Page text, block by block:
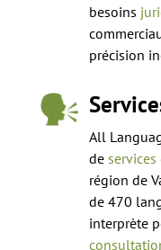
besoins
précision
All
de services
région de
de 470
interprète